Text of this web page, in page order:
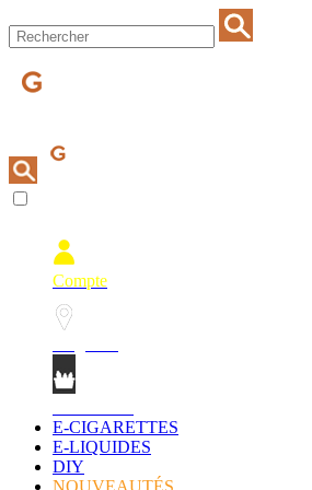
Compte
E-CIGARETTES
E-LIQUIDES
DIY
NOUVEAUTÉS